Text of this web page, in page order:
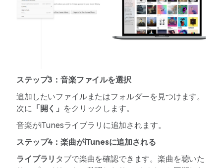
ステップ3：音楽ファイルを選択
追加したいファイルまたはフォルダーを見つけます。
次に 「開く」 をクリックします。
音楽がiTunesライブラリに追加されます。
ステップ4：楽曲がiTunesに追加される
ライブラリ タブで楽曲を確認できます。楽曲を聴いた